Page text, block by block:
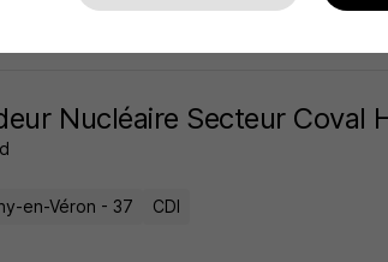
Nucléaire Secteur Coval
en-Véron - 37 CDI